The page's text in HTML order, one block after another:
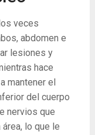
veces
abdomen e
lesiones y
hace
mantener el
del cuerpo
nervios que
lo que le